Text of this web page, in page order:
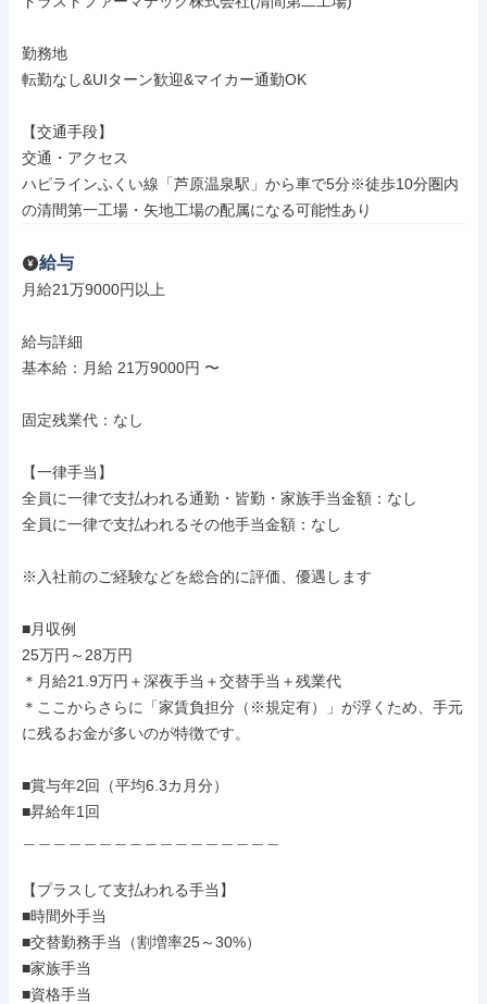
勤務地
転勤なし&UIターン歓迎&マイカー通勤OK
【交通手段】
交通・アクセス
ハピラインふくい線「芦原温泉駅」から車で5分※徒歩10分圏内
の清間第一工場・矢地工場の配属になる可能性あり
給与
月給21万9000円以上
給与詳細
基本給：月給 21万9000円 〜
固定残業代：なし
【一律手当】
全員に一律で支払われる通勤・皆勤・家族手当金額：なし
全員に一律で支払われるその他手当金額：なし
※入社前のご経験などを総合的に評価、優遇します
■月収例
25万円～28万円
＊月給21.9万円＋深夜手当＋交替手当＋残業代
＊ここからさらに「家賃負担分（※規定有）」が浮くため、手元
に残るお金が多いのが特徴です。
■賞与年2回（平均6.3カ月分）
■昇給年1回
【プラスして支払われる手当】
■時間外手当
■交替勤務手当（割増率25～30%）
■家族手当
■資格手当